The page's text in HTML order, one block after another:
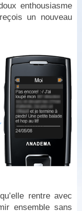
enthousiasme
un nouveau
rentre avec
ensemble sans